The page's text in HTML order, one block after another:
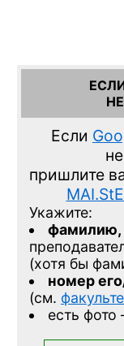
Если
пришлите
Укажите:
фамилию,
(хотя бы
номер
(см.
есть